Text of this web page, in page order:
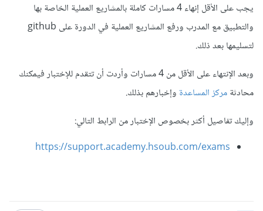
يجب على الأقل إنهاء 4 مسارات كاملة بالمشاريع العملية الخاصة بها
والتطبيق مع المدرب ورفع المشاريع العملية في الدورة على github
لتسليمها بعد ذلك.
وبعد الإنتهاء على الأقل من 4 مسارات وأردت أن تتقدم للإختبار فيمكنك
محادثةمركز المساعدةوإخبارهم بذلك.
وإليك تفاصيل أكثر بخصوص الإختبار من الرابط التالي:
https://support.academy.hsoub.com/exams